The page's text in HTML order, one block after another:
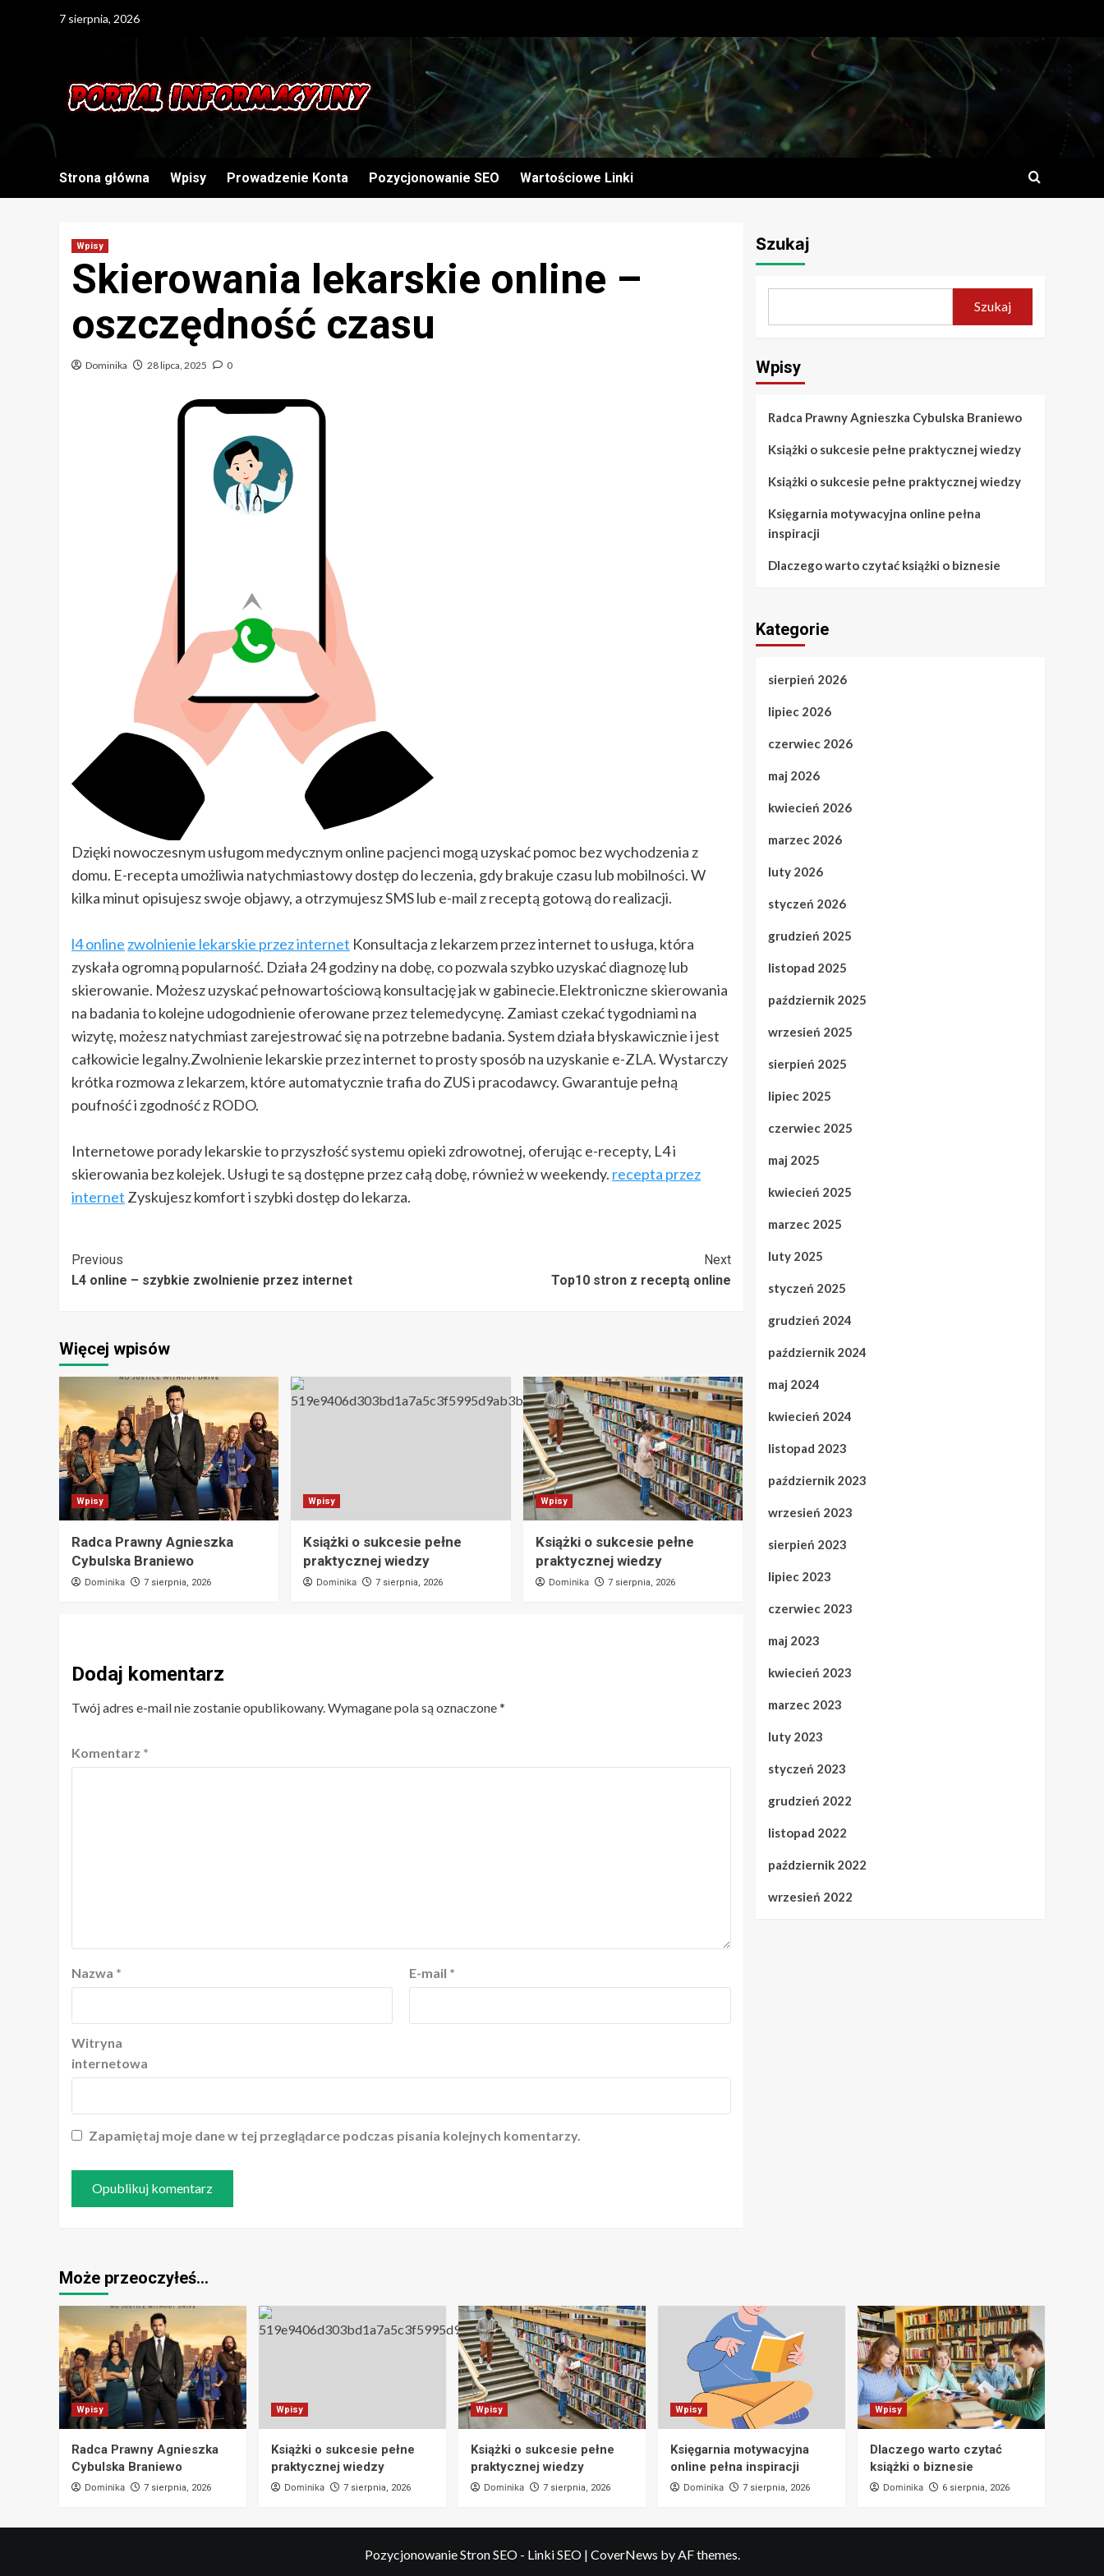
7 sierpnia, 2026
Strona główna Wpisy Prowadzenie Konta Pozycjonowanie SEO Wartościowe Linki
Wpisy
Skierowania lekarskie online –
oszczędność czasu
Dominika 28 lipca, 2025 0
Dzięki nowoczesnym usługom medycznym online pacjenci mogą uzyskać pomoc bez wychodzenia z
domu. E-recepta umożliwia natychmiastowy dostęp do leczenia, gdy brakuje czasu lub mobilności. W
kilka minut opisujesz swoje objawy, a otrzymujesz SMS lub e-mail z receptą gotową do realizacji.
l4 online zwolnienie lekarskie przez internet Konsultacja z lekarzem przez internet to usługa, która
zyskała ogromną popularność. Działa 24 godziny na dobę, co pozwala szybko uzyskać diagnozę lub
skierowanie. Możesz uzyskać pełnowartościową konsultację jak w gabinecie.Elektroniczne skierowania
na badania to kolejne udogodnienie oferowane przez telemedycynę. Zamiast czekać tygodniami na
wizytę, możesz natychmiast zarejestrować się na potrzebne badania. System działa błyskawicznie i jest
całkowicie legalny.Zwolnienie lekarskie przez internet to prosty sposób na uzyskanie e-ZLA. Wystarczy
krótka rozmowa z lekarzem, które automatycznie trafia do ZUS i pracodawcy. Gwarantuje pełną
poufność i zgodność z RODO.
Internetowe porady lekarskie to przyszłość systemu opieki zdrowotnej, oferując e-recepty, L4 i
skierowania bez kolejek. Usługi te są dostępne przez całą dobę, również w weekendy. recepta przez
internet Zyskujesz komfort i szybki dostęp do lekarza.
Post
Navigation
Previous
L4 online – szybkie zwolnienie przez internet
Next
Top10 stron z receptą online
Więcej wpisów
Wpisy
Radca Prawny Agnieszka
Cybulska Braniewo
Dominika 7 sierpnia, 2026
Wpisy
Książki o sukcesie pełne
praktycznej wiedzy
Dominika 7 sierpnia, 2026
Wpisy
Książki o sukcesie pełne
praktycznej wiedzy
Dominika 7 sierpnia, 2026
Dodaj komentarz
Twój adres e-mail nie zostanie opublikowany.Wymagane pola są oznaczone*
Komentarz *
Nazwa * E-mail *
Witryna
internetowa
Zapamiętaj moje dane w tej przeglądarce podczas pisania kolejnych komentarzy.
Szukaj
Szukaj
Wpisy
Radca Prawny Agnieszka Cybulska Braniewo
Książki o sukcesie pełne praktycznej wiedzy
Książki o sukcesie pełne praktycznej wiedzy
Księgarnia motywacyjna online pełna
inspiracji
Dlaczego warto czytać książki o biznesie
Kategorie
sierpień 2026
lipiec 2026
czerwiec 2026
maj 2026
kwiecień 2026
marzec 2026
luty 2026
styczeń 2026
grudzień 2025
listopad 2025
październik 2025
wrzesień 2025
sierpień 2025
lipiec 2025
czerwiec 2025
maj 2025
kwiecień 2025
marzec 2025
luty 2025
styczeń 2025
grudzień 2024
październik 2024
maj 2024
kwiecień 2024
listopad 2023
październik 2023
wrzesień 2023
sierpień 2023
lipiec 2023
czerwiec 2023
maj 2023
kwiecień 2023
marzec 2023
luty 2023
styczeń 2023
grudzień 2022
listopad 2022
październik 2022
wrzesień 2022
Może przeoczyłeś…
Wpisy
Radca Prawny Agnieszka
Cybulska Braniewo
Dominika 7 sierpnia, 2026
Wpisy
Książki o sukcesie pełne
praktycznej wiedzy
Dominika 7 sierpnia, 2026
Wpisy
Książki o sukcesie pełne
praktycznej wiedzy
Dominika 7 sierpnia, 2026
Wpisy
Księgarnia motywacyjna
online pełna inspiracji
Dominika 7 sierpnia, 2026
Wpisy
Dlaczego warto czytać
książki o biznesie
Dominika 6 sierpnia, 2026
Pozycjonowanie Stron SEO - Linki SEO | CoverNews by AF themes.